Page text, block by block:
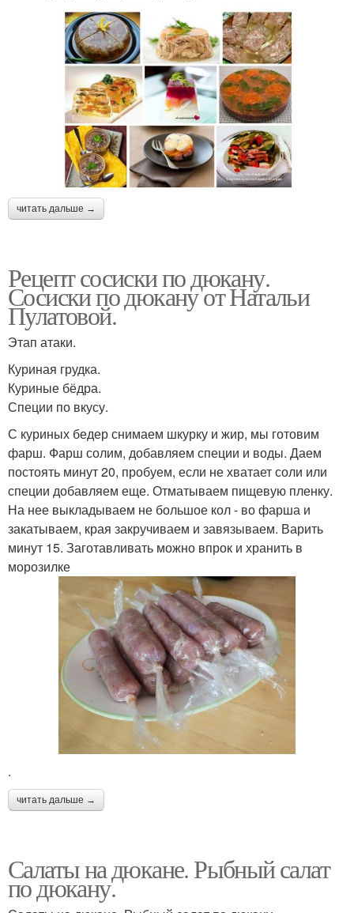
читать дальше →
Рецепт сосиски по дюкану.
Сосиски по дюкану от Натальи
Пулатовой.
Этап атаки.
Куриная грудка.
Куриные бёдра.
Специи по вкусу.
С куриных бедер снимаем шкурку и жир, мы готовим
фарш. Фарш солим, добавляем специи и воды. Даем
постоять минут 20, пробуем, если не хватает соли или
специи добавляем еще. Отматываем пищевую пленку.
На нее выкладываем не большое кол - во фарша и
закатываем, края закручиваем и завязываем. Варить
минут 15. Заготавливать можно впрок и хранить в
морозилке
.
читать дальше →
Салаты на дюкане. Рыбный салат
по дюкану.